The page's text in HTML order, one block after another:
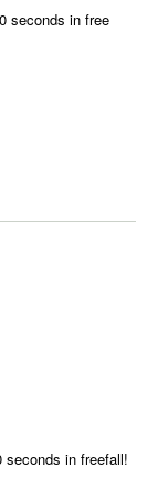
seconds in free
seconds in freefall!